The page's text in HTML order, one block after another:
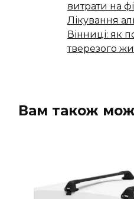
витрати на
Лікування
Вінниці: як
тверезого
Вам також